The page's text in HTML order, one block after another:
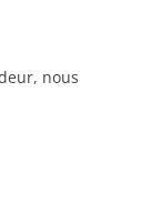
nous